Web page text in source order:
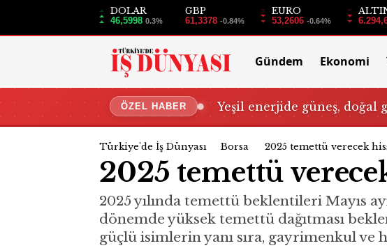
DOLAR
46,5998 0.3%
GBP
61,3378 -0.84%
EURO
53,2606 -0.64%
Gündem Ekonomi
ÖZEL HABER Yeşil enerjide güneş, doğal
Türkiye'de İş Dünyası Borsa 2025 temettü verecek
2025 temettü
2025 yılında temettü beklentileri Mayıs
dönemde yüksek temettü dağıtması
güçlü isimlerin yanı sıra, gayrimenkul